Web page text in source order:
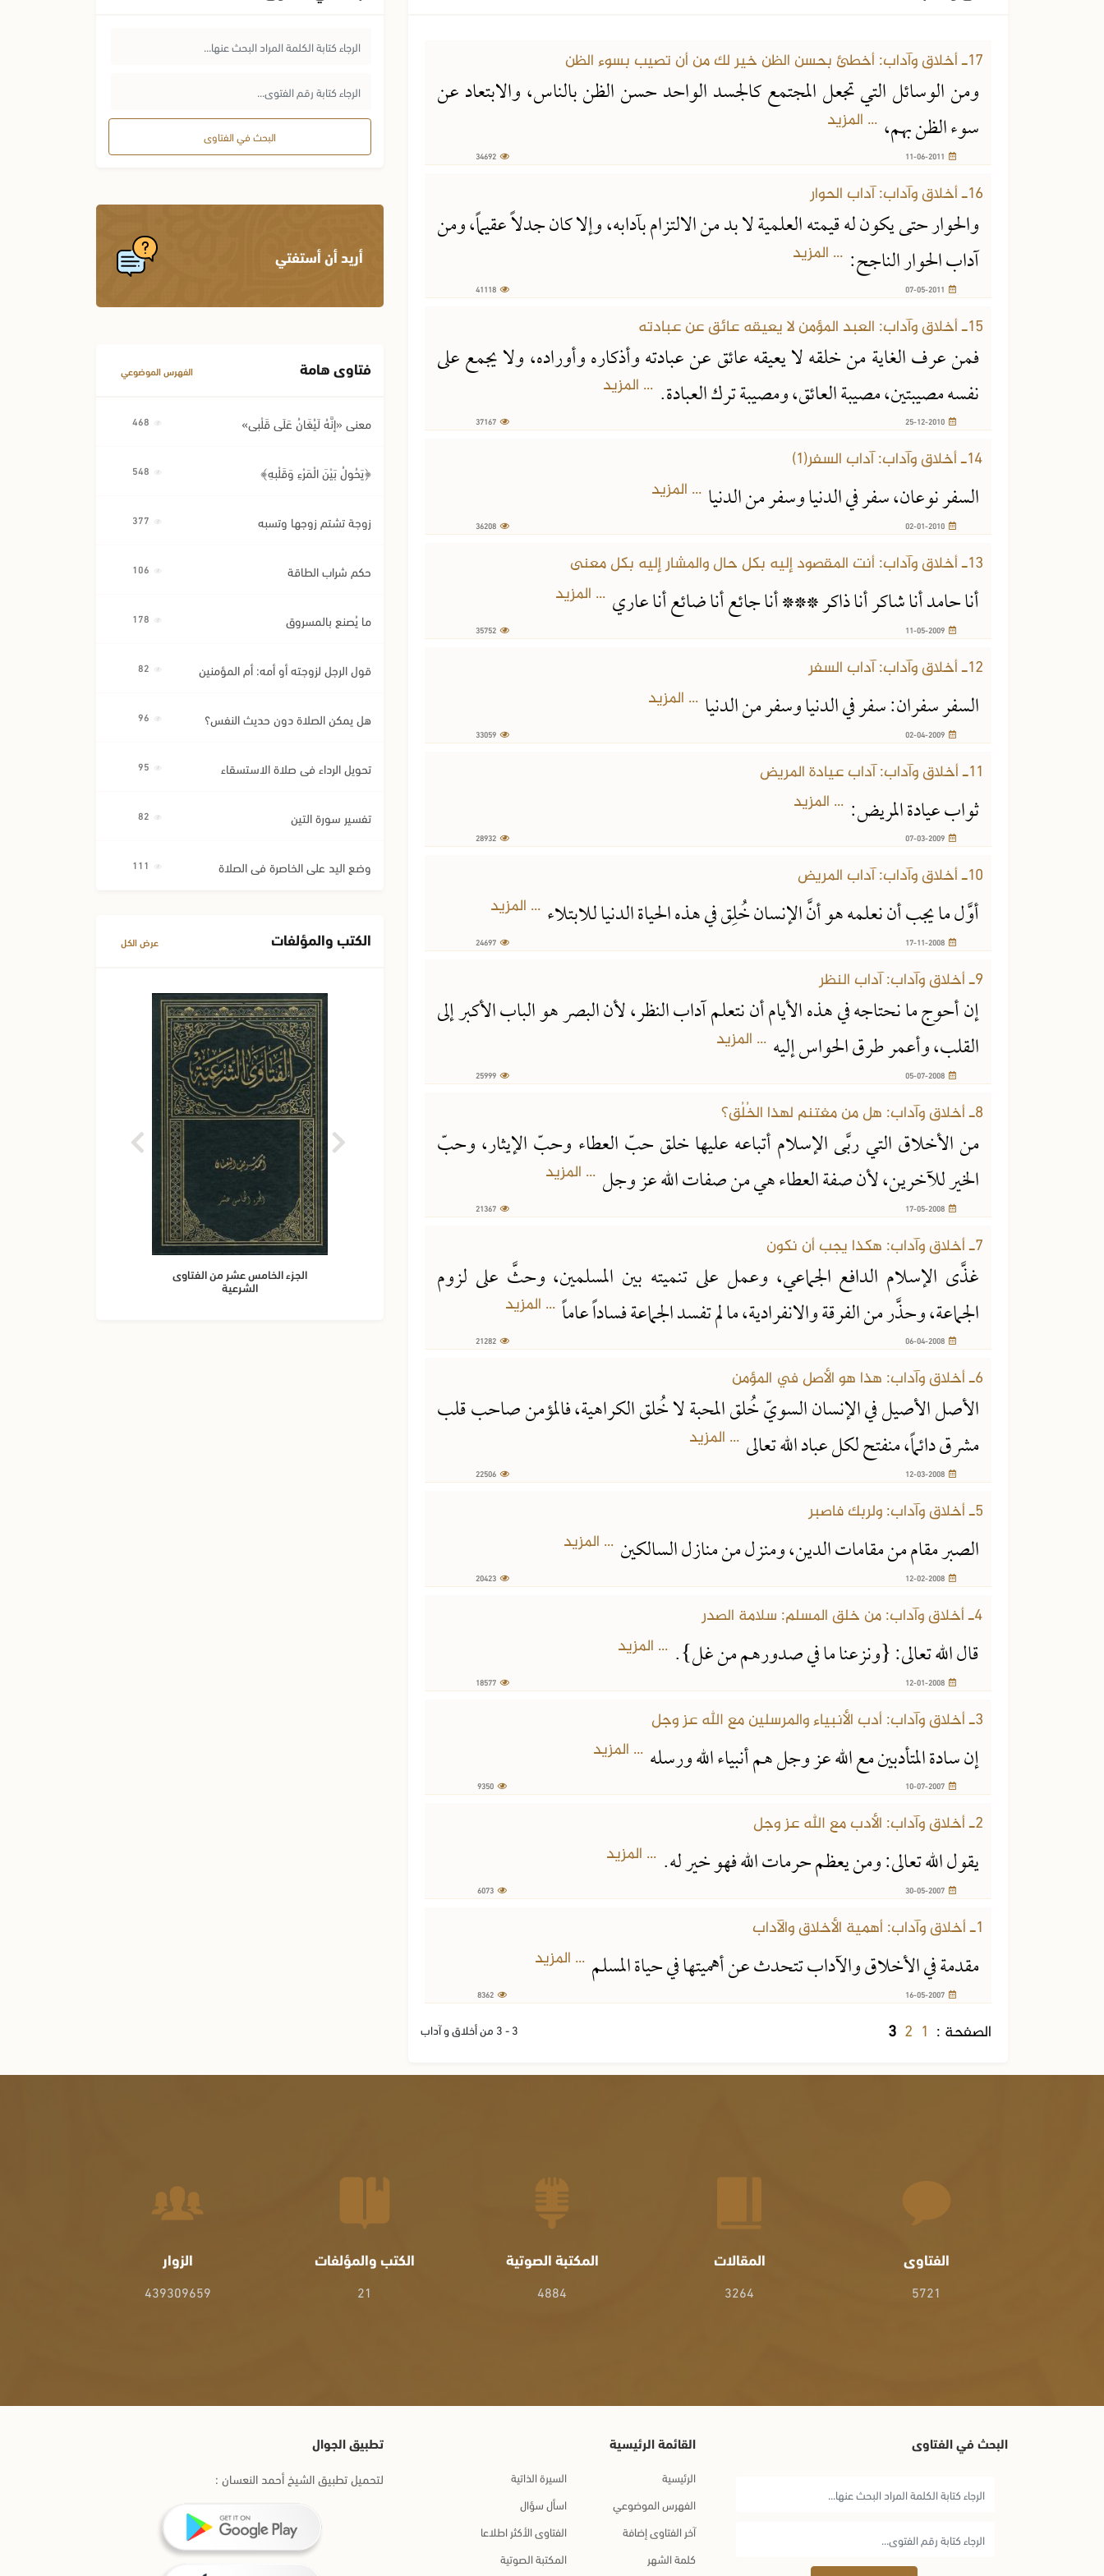
17ـ أخلاق وآداب: أخطئ بحسن الظن خير لك من أن تصيب بسوء الظن
ومن الوسائل التي تجعل المجتمع كالجسد الواحد حسن الظن بالناس، والابتعاد عن
سوء الظن بهم، ... المزيد
34692
16ـ أخلاق وآداب: آداب الحوار
والحوار حتى يكون له قيمته العلمية لا بد من الالتزام بآدابه، وإلا كان جدلاً عقيماً، ومن
آداب الحوار الناجح: ... المزيد
41118
15ـ أخلاق وآداب: العبد المؤمن لا يعيقه عائق عن عبادته
فمن عرف الغاية من خلقه لا يعيقه عائق عن عبادته وأذكاره وأوراده، ولا يجمع على
نفسه مصيبتين، مصيبة العائق، ومصيبة ترك العبادة. ... المزيد
25-12-2010
37167
14ـ أخلاق وآداب: آداب السفر(1)
السفر نوعان، سفر في الدنيا وسفر من الدنيا ... المزيد
02-01-2010
36208
13ـ أخلاق وآداب: أنت المقصود إليه بكل حال والمشار إليه بكل معنى
أنا حامد أنا شاكر أنا ذاكر *** أنا جائع أنا ضائع أنا عاري ... المزيد
11-05-2009
35752
12ـ أخلاق وآداب: آداب السفر
السفر سفران: سفر في الدنيا وسفر من الدنيا ... المزيد
02-04-2009
33059
11ـ أخلاق وآداب: آداب عيادة المريض
ثواب عيادة المريض: ... المزيد
07-03-2009
28932
10ـ أخلاق وآداب: آداب المريض
أوَّل ما يجب أن نعلمه هو أنَّ الإنسان خُلِق في هذه الحياة الدنيا للابتلاء ... المزيد
17-11-2008
24697
9ـ أخلاق وآداب: آداب النظر
إن أحوج ما نحتاجه في هذه الأيام أن نتعلم آداب النظر، لأن البصر هو الباب الأكبر إلى
القلب، وأعمر طرق الحواس إليه ... المزيد
05-07-2008
25999
8ـ أخلاق وآداب: هل من مغتنم لهذا الخُلُق؟
من الأخلاق التي ربَّى الإسلام أتباعه عليها خلق حبّ العطاء وحبّ الإيثار، وحبّ
الخير للآخرين، لأن صفة العطاء هي من صفات الله عز وجل ... المزيد
17-05-2008
21367
7ـ أخلاق وآداب: هكذا يجب أن نكون
غذَّى الإسلام الدافع الجماعي، وعمل على تنميته بين المسلمين، وحثَّ على لزوم
الجماعة، وحذَّر من الفرقة والانفرادية، ما لم تفسد الجماعة فساداً عاماً ... المزيد
06-04-2008
21282
6ـ أخلاق وآداب: هذا هو الأصل في المؤمن
الأصل الأصيل في الإنسان السويّ خُلق المحبة لا خُلق الكراهية، فالمؤمن صاحب قلب
مشرق دائماً، منفتح لكل عباد الله تعالى ... المزيد
12-03-2008
22506
5ـ أخلاق وآداب: ولربك فاصبر
الصبر مقام من مقامات الدين، ومنزل من منازل السالكين ... المزيد
12-02-2008
20423
4ـ أخلاق وآداب: من خلق المسلم: سلامة الصدر
قال الله تعالى: {ونزعنا ما في صدورهم من غل}. ... المزيد
12-01-2008
18577
3ـ أخلاق وآداب: أدب الأنبياء والمرسلين مع الله عز وجل
إن سادة المتأدبين مع الله عز وجل هم أنبياء الله ورسله ... المزيد
10-07-2007
2ـ أخلاق وآداب: الأدب مع الله عز وجل
يقول الله تعالى: ومن يعظم حرمات الله فهو خير له. ... المزيد
30-05-2007
1ـ أخلاق وآداب: أهمية الأخلاق والآداب
مقدمة في الأخلاق والآداب تتحدث عن أهميتها في حياة المسلم ... المزيد
16-05-2007
الصفحة : 1
2
3 3 - 3 من أخلاق و آداب
البحث في الفتاوى
أريد أن أستفتي
فتاوى هامة الفهرس الموضوعي
معنى «إِنَّهُ لَيُغَانُ عَلَى قَلْبِي»
﴿يَحُولُ بَيْنَ الْمَرْءِ وَقَلْبِهِ﴾
زوجة تشتم زوجها وتسبه
حكم شراب الطاقة
ما يُصنع بالمسروق
قول الرجل لزوجته أو أمه: أم المؤمنين
هل يمكن الصلاة دون حديث النفس؟
تحويل الرداء في صلاة الاستسقاء
تفسير سورة التين
وضع اليد على الخاصرة في الصلاة
الكتب والمؤلفات عرض الكل
الجزء الأول من الفتاوى الشرعية الجزء السابع من الفتاوى الشرعية الجزء الخامس عشر من الفتاوى
الشرعية
الفتاوى
5721
المقالات
3264
المكتبة الصوتية
4884
الكتب والمؤلفات
21
الزوار
439309659
البحث في الفتاوى القائمة الرئيسية
الرئيسية
السيرة الذاتية
الفهرس الموضوعي
اسأل سؤال
آخر الفتاوى إضافة
الفتاوى الأكثر اطلاعا
كلمة الشهر
المكتبة الصوتية
تطبيق الجوال
لتحميل تطبيق الشيخ أحمد النعسان :